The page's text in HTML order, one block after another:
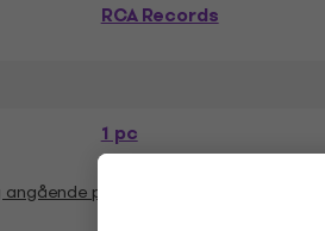
RCA Records
1 pc
parametrene